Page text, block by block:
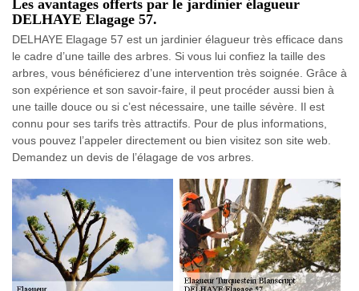
Les avantages offerts par le jardinier élagueur
DELHAYE Elagage 57.
DELHAYE Elagage 57 est un jardinier élagueur très efficace dans
le cadre d’une taille des arbres. Si vous lui confiez la taille des
arbres, vous bénéficierez d’une intervention très soignée. Grâce à
son expérience et son savoir-faire, il peut procéder aussi bien à
une taille douce ou si c’est nécessaire, une taille sévère. Il est
connu pour ses tarifs très attractifs. Pour de plus informations,
vous pouvez l’appeler directement ou bien visitez son site web.
Demandez un devis de l’élagage de vos arbres.